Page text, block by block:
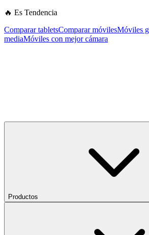
🔥 Es Tendencia
Comparar tabletsComparar móvilesMóviles
mediaMóviles con mejor cámara
Productos